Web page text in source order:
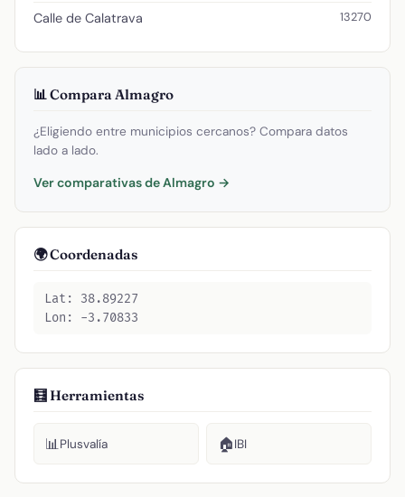
Calle de Calatrava 13270
📊 Compara Almagro
¿Eligiendo entre municipios cercanos? Compara datos
lado a lado.
Ver comparativas de Almagro →
🌍 Coordenadas
Lat: 38.89227
Lon: -3.70833
🧮 Herramientas
📊Plusvalía 🏠IBI